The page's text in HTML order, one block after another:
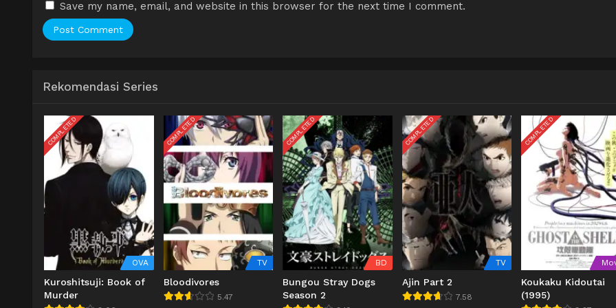
Save my name, email, and website in this browser for the next time I comment.
Rekomendasi Series
COMPLETED
OVA
Kuroshitsuji: Book of
Murder
COMPLETED
TV
Bloodivores
5.47
COMPLETED
BD
Bungou Stray Dogs
Season 2
COMPLETED
TV
Ajin Part 2
7.58
COMPLETED
Koukaku Kidoutai
(1995)